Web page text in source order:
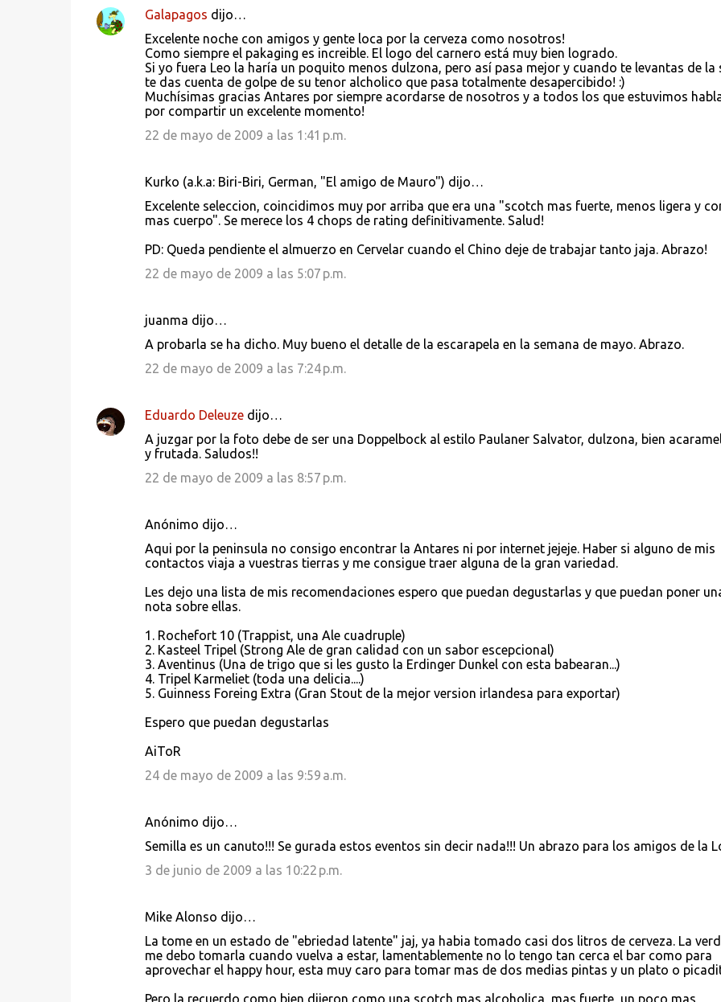
n
t
Galapagos dijo…
Excelente noche con amigos y gente loca por la cerveza como nosotros!
Como siempre el pakaging es increible. El logo del carnero está muy bien logrado.
Si yo fuera Leo la haría un poquito menos dulzona, pero así pasa mejor y cuando te levantas de la
te das cuenta de golpe de su tenor alcholico que pasa totalmente desapercibido! :)
Muchísimas gracias Antares por siempre acordarse de nosotros y a todos los que estuvimos
por compartir un excelente momento!
22 de mayo de 2009 a las 1:41 p.m.
Kurko (a.k.a: Biri-Biri, German, "El amigo de Mauro") dijo…
Excelente seleccion, coincidimos muy por arriba que era una "scotch mas fuerte, menos ligera y
mas cuerpo". Se merece los 4 chops de rating definitivamente. Salud!
PD: Queda pendiente el almuerzo en Cervelar cuando el Chino deje de trabajar tanto jaja. Abrazo!
22 de mayo de 2009 a las 5:07 p.m.
juanma dijo…
A probarla se ha dicho. Muy bueno el detalle de la escarapela en la semana de mayo. Abrazo.
22 de mayo de 2009 a las 7:24 p.m.
Eduardo Deleuzedijo…
A juzgar por la foto debe de ser una Doppelbock al estilo Paulaner Salvator, dulzona, bien
y frutada. Saludos!!
22 de mayo de 2009 a las 8:57 p.m.
Anónimo dijo…
Aqui por la peninsula no consigo encontrar la Antares ni por internet jejeje. Haber si alguno de mis
contactos viaja a vuestras tierras y me consigue traer alguna de la gran variedad.
Les dejo una lista de mis recomendaciones espero que puedan degustarlas y que puedan poner
nota sobre ellas.
1. Rochefort 10 (Trappist, una Ale cuadruple)
2. Kasteel Tripel (Strong Ale de gran calidad con un sabor escepcional)
3. Aventinus (Una de trigo que si les gusto la Erdinger Dunkel con esta babearan...)
4. Tripel Karmeliet (toda una delicia....)
5. Guinness Foreing Extra (Gran Stout de la mejor version irlandesa para exportar)
Espero que puedan degustarlas
AiToR
24 de mayo de 2009 a las 9:59 a.m.
Anónimo dijo…
Semilla es un canuto!!! Se gurada estos eventos sin decir nada!!! Un abrazo para los amigos de la
3 de junio de 2009 a las 10:22 p.m.
Mike Alonso dijo…
La tome en un estado de "ebriedad latente" jaj, ya habia tomado casi dos litros de cerveza. La
me debo tomarla cuando vuelva a estar, lamentablemente no lo tengo tan cerca el bar como para
aprovechar el happy hour, esta muy caro para tomar mas de dos medias pintas y un plato o
Pero la recuerdo como bien dijeron como una scotch mas alcoholica, mas fuerte, un poco mas